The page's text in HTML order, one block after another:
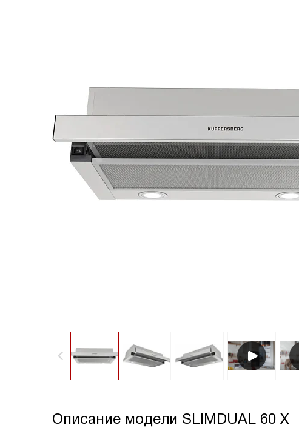
Описание модели SLIMDUAL 60 X